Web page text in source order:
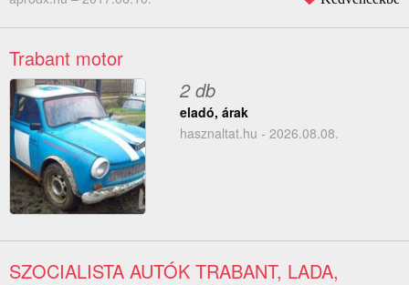
Trabant motor
2 db
eladó, árak
hasznaltat.hu - 2026.08.08.
SZOCIALISTA AUTÓK TRABANT, LADA,